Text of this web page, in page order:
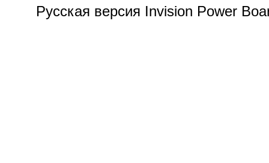
Русская версия Invision Power